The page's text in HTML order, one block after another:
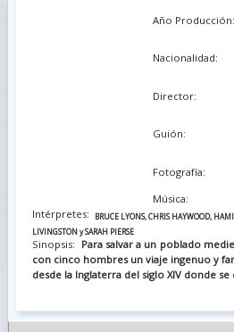
Año Producción:
Nacionalidad:
Director:
Guión:
Fotografía:
Música:
Intérpretes:
BRUCE LYONS, CHRIS HAYWOOD,
LIVINGSTON y SARAH PIERSE
Sinopsis: Para salvar a un poblado
con cinco hombres un viaje ingenuo y
desde la Inglaterra del siglo XIV donde